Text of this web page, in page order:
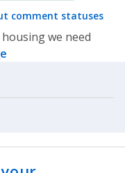
comment statuses
we need